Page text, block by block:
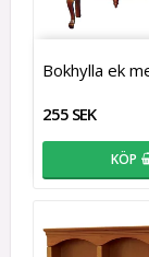
Bokhylla ek
255 SEK
KÖP